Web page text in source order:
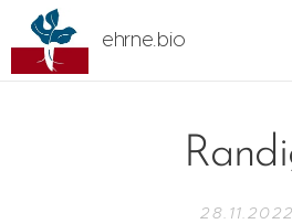
ehrne.bio
28.11.2022